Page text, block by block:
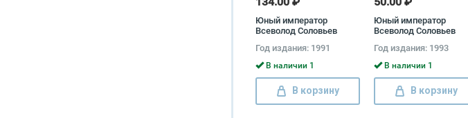
Юный император
Всеволод Соловьев
Год издания: 1991
В наличии 1
В корзину
Юный император
Всеволод Соловьев
Год издания: 1993
В наличии 1
В корзину